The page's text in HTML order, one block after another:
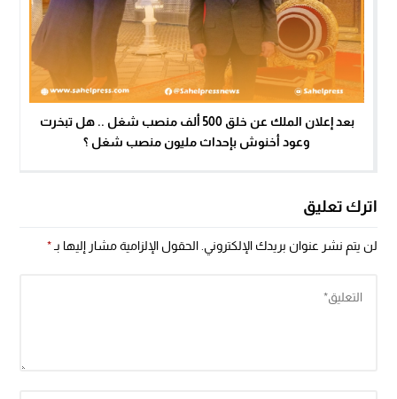
بعد إعلان الملك عن خلق 500 ألف منصب شغل .. هل تبخرت
وعود أخنوش بإحداث مليون منصب شغل ؟
اترك تعليق
لن يتم نشر عنوان بريدك الإلكتروني. الحقول الإلزامية مشار إليها بـ*